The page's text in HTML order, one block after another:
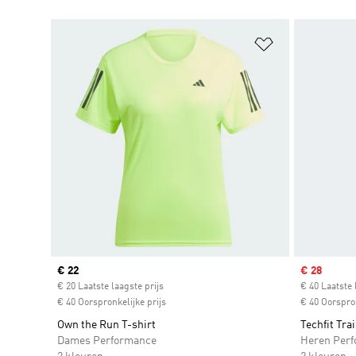
Op
Current price
€ 22
€ 20 Laatste laagste prijs
€ 40 Oorspronkelijke prijs
Own the Run T-shirt
Dames Performance
Sale price
€ 28
€ 40 Laatste
€ 40
Techfit
Heren